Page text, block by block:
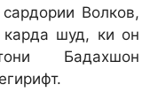
Волков,
карда шуд, ки он
Бадахшон